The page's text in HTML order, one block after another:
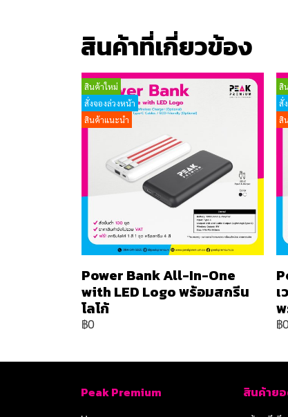
สินค้าที่เกี่ยวข้อง
สินค้าใหม่
สั่งจองล่วงหน้า
สินค้าแนะนำ
Power Bank All-In-One
with LED Logo พร้อมสกรีน
โลโก้
฿0
สิ
สั่
สิ
฿
Peak Premium สินค้าย